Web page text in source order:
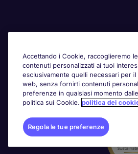
Awards
Accettando i Cookie, raccoglieremo
contenuti personalizzati ai tuoi
esclusivamente quelli necessari per
web, senza fornirti contenuti
preferenze in qualsiasi momento
politica sui Cookie. politica dei
Regola le tue preferenze